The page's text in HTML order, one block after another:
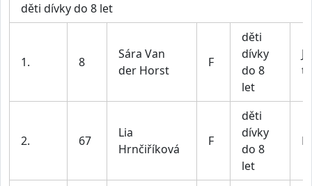
děti dívky do 8 let
1. 8
Sára Van
der Horst
F
děti
dívky
do 8
let
2. 67
Lia
Hrnčiříková
F
děti
dívky
do 8
let